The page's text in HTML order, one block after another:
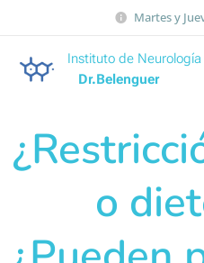
Martes y
Instituto de
Dr.Belenguer
o